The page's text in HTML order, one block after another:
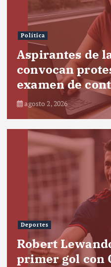
Política
Aspirantes de
convocan
examen de
agosto 2, 2026
Deportes
Robert
primer gol con